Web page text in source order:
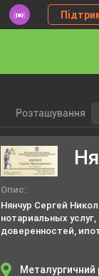
Розташування
Опис:
Нянчур Сергей
нотариальных
доверенностей,
Металургичний